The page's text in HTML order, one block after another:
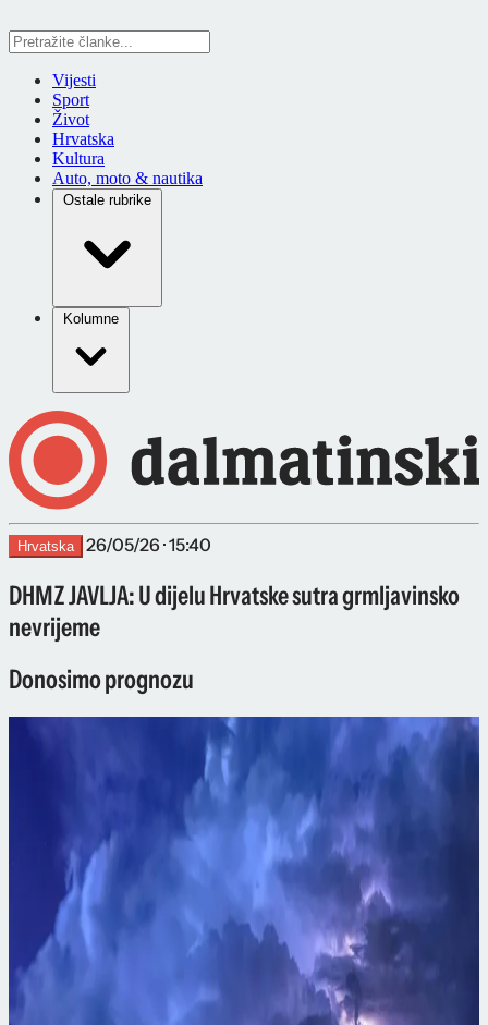
Vijesti
Sport
Život
Hrvatska
Kultura
Auto, moto & nautika
Ostale rubrike
Kolumne
Hrvatska 26/05/26 · 15:40
DHMZ JAVLJA: U dijelu Hrvatske sutra grmljavinsko
nevrijeme
Donosimo prognozu